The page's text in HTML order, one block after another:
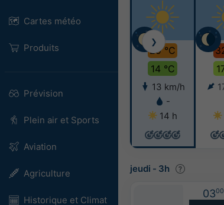
Cartes météo
Produits
Prévision
Plein air et Sports
Aviation
Agriculture
Historique et Climat
29 °C
14 °C
13 km/h
-
14 h
❯
jeudi - 3h
0300